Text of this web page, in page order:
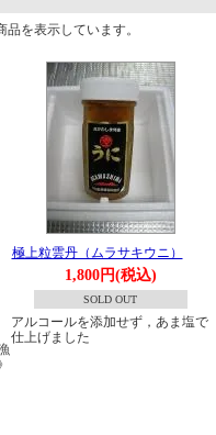
を表示しています。
極上粒雲丹（ムラサキウニ）
1,800円(税込)
SOLD OUT
アルコールを添加せず，あま塩で
仕上げました